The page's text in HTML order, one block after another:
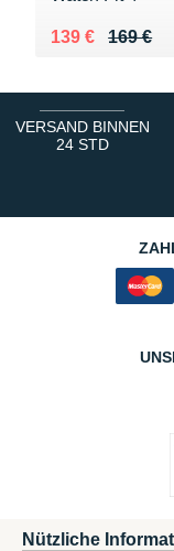
169 €
Au lieu de 169 €
139 €
Vendu 139 €
VERSAND BINNEN
24 STD
Nützliche